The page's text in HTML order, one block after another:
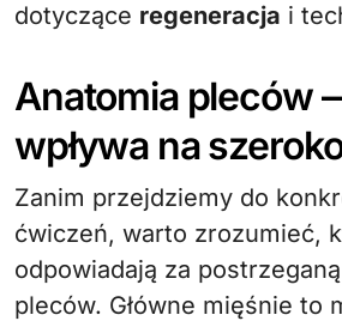
dotyczące regeneracja i
Anatomia pleców
wpływa na
Zanim przejdziemy do
ćwiczeń, warto zrozumieć,
odpowiadają za postrzeganą
pleców. Główne mięśnie to